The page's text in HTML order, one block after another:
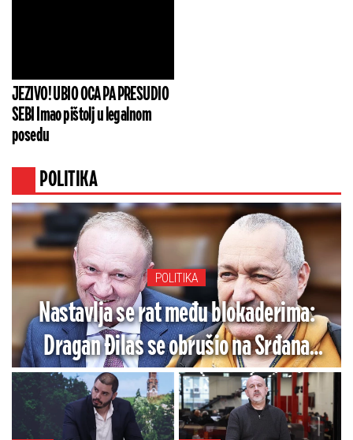
JEZIVO! UBIO OCA PA PRESUDIO
SEBI Imao pištolj u legalnom
posedu
POLITIKA
POLITIKA
Nastavlja se rat među blokaderima:
Dragan Đilas se obrušio na Srđana
Milivojevića (VIDEO)